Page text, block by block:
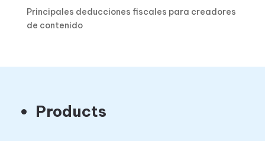
Principales deducciones fiscales para creadores
de contenido
Products